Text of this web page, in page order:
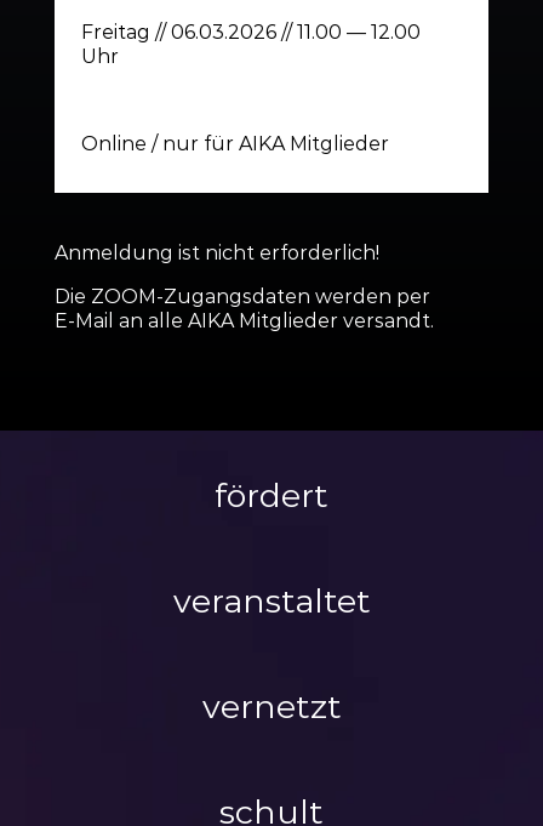
Freitag // 06.03.2026 // 11.00 — 12.00
Uhr
Online / nur für AIKA Mitglieder
Anmeldung ist nicht erfor­derlich!
Die ZOOM-Zugangs­daten werden per
E‑Mail an alle AIKA Mitglieder versandt.
schult
vernetzt
veranstaltet
fördert